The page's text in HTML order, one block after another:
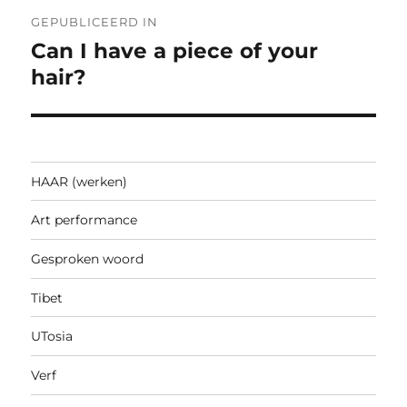
navigatie
GEPUBLICEERD IN
Can I have a piece of your
hair?
HAAR (werken)
Art performance
Gesproken woord
Tibet
UTosia
Verf